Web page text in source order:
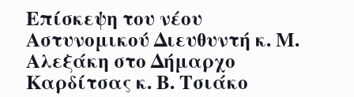
Επίσκεψη του νέου
Αστυνομικού Διευθυντή κ. Μ.
Αλεξάκη στο Δήμαρχο
Καρδίτσας κ. Β. Τσιάκο